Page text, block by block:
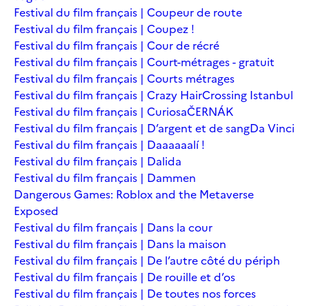
Festival du film français | Coupeur de route
Festival du film français | Coupez !
Festival du film français | Cour de récré
Festival du film français | Court-métrages - gratuit
Festival du film français | Courts métrages
Festival du film français | Crazy HairCrossing Istanbul
Festival du film français | CuriosaČERNÁK
Festival du film français | D’argent et de sangDa Vinci
Festival du film français | Daaaaaalí !
Festival du film français | Dalida
Festival du film français | Dammen
Dangerous Games: Roblox and the Metaverse
Exposed
Festival du film français | Dans la cour
Festival du film français | Dans la maison
Festival du film français | De l’autre côté du périph
Festival du film français | De rouille et d’os
Festival du film français | De toutes nos forces